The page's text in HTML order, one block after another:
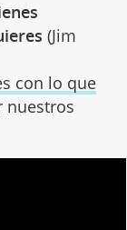
(Jim
con lo que
nuestros